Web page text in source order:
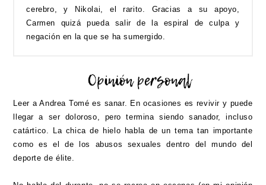
cerebro, y Nikolai, el rarito. Gracias a su apoyo,
Carmen quizá pueda salir de la espiral de culpa y
negación en la que se ha sumergido.
Leer a Andrea Tomé es sanar. En ocasiones es revivir y puede
llegar a ser doloroso, pero termina siendo sanador, incluso
catártico. La chica de hielo habla de un tema tan importante
como es el de los abusos sexuales dentro del mundo del
deporte de élite.